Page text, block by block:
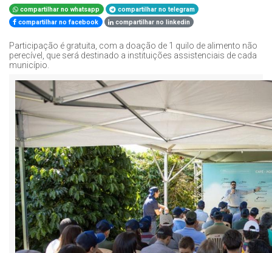
compartilhar no whatsapp
compartilhar no telegram
compartilhar no facebook
compartilhar no linkedin
Participação é gratuita, com a doação de 1 quilo de alimento não
perecível, que será destinado a instituições assistenciais de cada
município.